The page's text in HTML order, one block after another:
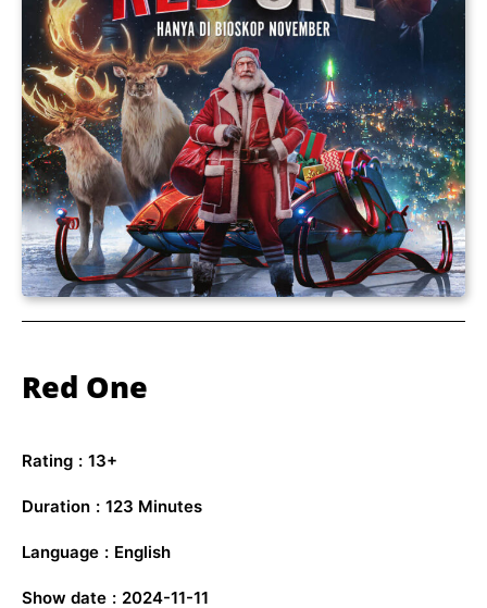
Red One
Rating : 13+
Duration : 123 Minutes
Language : English
Show date : 2024-11-11